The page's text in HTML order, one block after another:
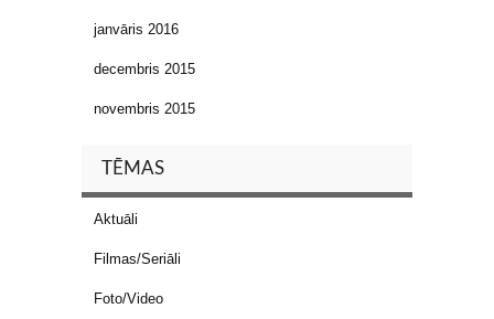
janvāris 2016
decembris 2015
novembris 2015
TĒMAS
Aktuāli
Filmas/Seriāli
Foto/Video